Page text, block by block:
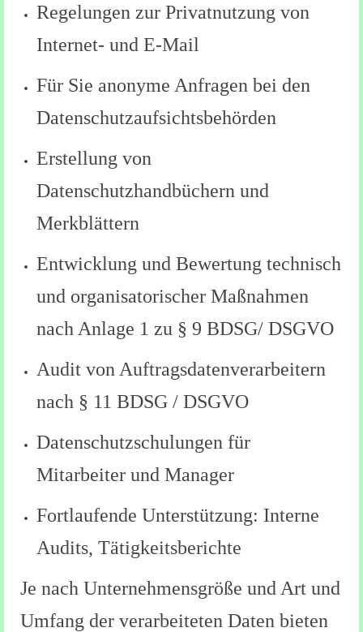
Regelungen zur Privatnutzung von
Internet- und E-Mail
Für Sie anonyme Anfragen bei den
Datenschutzaufsichtsbehörden
Erstellung von
Datenschutzhandbüchern und
Merkblättern
Entwicklung und Bewertung technisch
und organisatorischer Maßnahmen
nach Anlage 1 zu § 9 BDSG/ DSGVO
Audit von Auftragsdatenverarbeitern
nach § 11 BDSG / DSGVO
Datenschutzschulungen für
Mitarbeiter und Manager
Fortlaufende Unterstützung: Interne
Audits, Tätigkeitsberichte
Je nach Unternehmensgröße und Art und
Umfang der verarbeiteten Daten bieten